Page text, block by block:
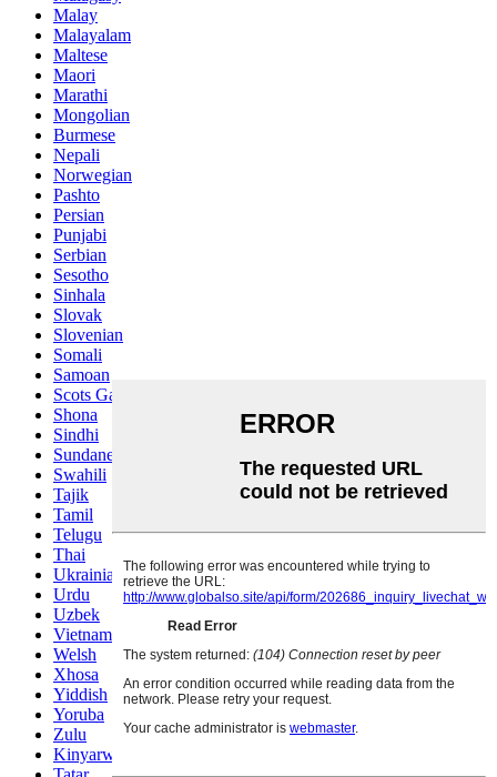
Malay
Malayalam
Maltese
Maori
Marathi
Mongolian
Burmese
Nepali
Norwegian
Pashto
Persian
Punjabi
Serbian
Sesotho
Sinhala
Slovak
Slovenian
Somali
Samoan
Scots Gaelic
Shona
Sindhi
Sundanese
Swahili
Tajik
Tamil
Telugu
Thai
Ukrainian
Urdu
Uzbek
Vietnamese
Welsh
Xhosa
Yiddish
Yoruba
Zulu
Kinyarwanda